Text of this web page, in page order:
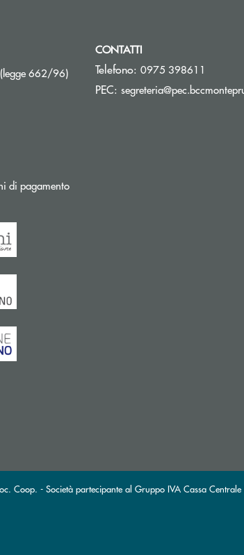
(legge 662/96)Apre una nuova finestra
di pagamento
finestra
CONTATTI
Telefono: 0975 398611
PEC:
Coop. - Società partecipante al Gruppo IVA Cassa Centrale